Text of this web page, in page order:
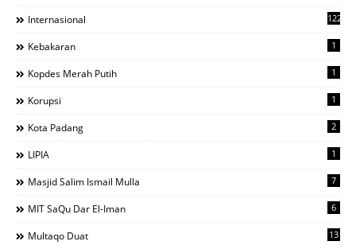
Internasional 122
Kebakaran 1
Kopdes Merah Putih 1
Korupsi 1
Kota Padang 2
LIPIA 1
Masjid Salim Ismail Mulla 7
MIT SaQu Dar El-Iman 6
Multaqo Duat 13